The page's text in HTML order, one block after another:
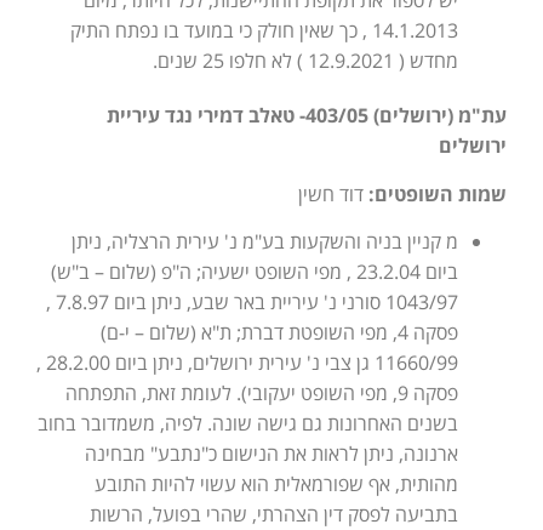
14.1.2013 , כך שאין חולק כי במועד בו נפתח התיק
מחדש ( 12.9.2021 ) לא חלפו 25 שנים.
עת"מ (ירושלים) 403/05- טאלב דמירי נגד עיריית
ירושלים
שמות השופטים: דוד חשין
מ קניין בניה והשקעות בע"מ נ' עירית הרצליה, ניתן
ביום 23.2.04 , מפי השופט ישעיה; ה"פ (שלום – ב"ש)
1043/97 סורני נ' עיריית באר שבע, ניתן ביום 7.8.97 ,
פסקה 4, מפי השופטת דברת; ת"א (שלום – י-ם)
11660/99 גן צבי נ' עירית ירושלים, ניתן ביום 28.2.00 ,
פסקה 9, מפי השופט יעקובי). לעומת זאת, התפתחה
בשנים האחרונות גם גישה שונה. לפיה, משמדובר בחוב
ארנונה, ניתן לראות את הנישום כ"נתבע" מבחינה
מהותית, אף שפורמאלית הוא עשוי להיות התובע
בתביעה לפסק דין הצהרתי, שהרי בפועל, הרשות